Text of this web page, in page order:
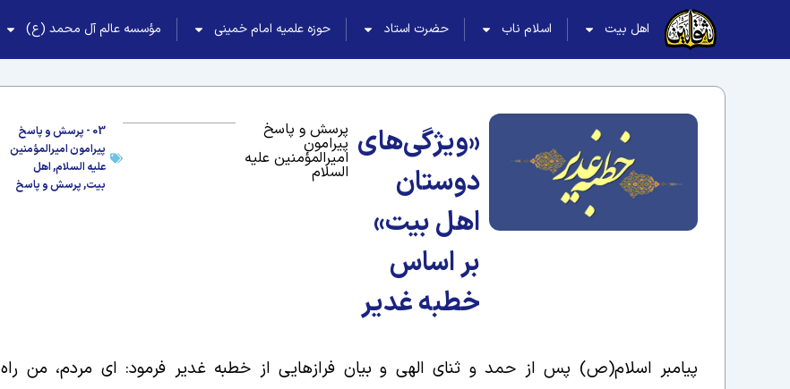
اهل بیت اسلام ناب حضرت استاد حوزه علمیه امام خمینی مؤسسه عالم آل محمد (ع)
«ویژگی‌های
دوستان
اهل بیت»
بر اساس
خطبه غدیر
پرسش و پاسخ
پیرامون
امیرالمؤمنین علیه
السلام
03 - پرسش و پاسخ
پیرامون امیرالمؤمنین
علیه السلام,اهل
بیت,پرسش و پاسخ
پیامبر اسلام(ص) پس از حمد و ثنای الهی و بیان فرازهایی از خطبه غدیر فرمود: اى مردم، من راه